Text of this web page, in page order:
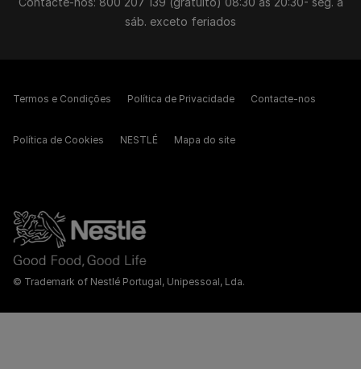
sáb. exceto feriados
© Trademark of Nestlé Portugal, Unipessoal, Lda.
Termos e Condições Política de Privacidade Contacte-nos
Política de Cookies NESTLÉ Mapa do site